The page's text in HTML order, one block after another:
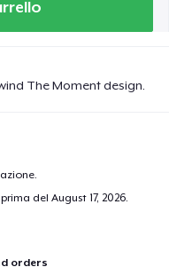
The Moment design.
prima delAugust 17, 2026
orders